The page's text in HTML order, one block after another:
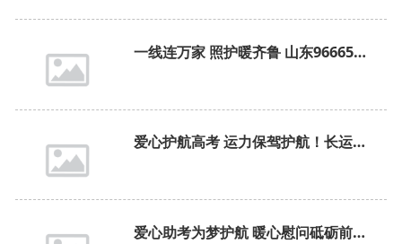
一线连万家 照护暖齐鲁 山东96665省级照护转运专线正式开通 织密全省一体化民生服务网络
爱心护航高考 运力保驾护航！长运公司全力保障学子逐梦之路
爱心助考为梦护航 暖心慰问砥砺前行——我司多部门联动开展高考志愿服务活动